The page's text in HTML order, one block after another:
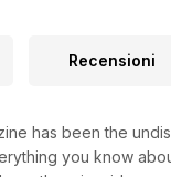
Recensioni
has been the
you know